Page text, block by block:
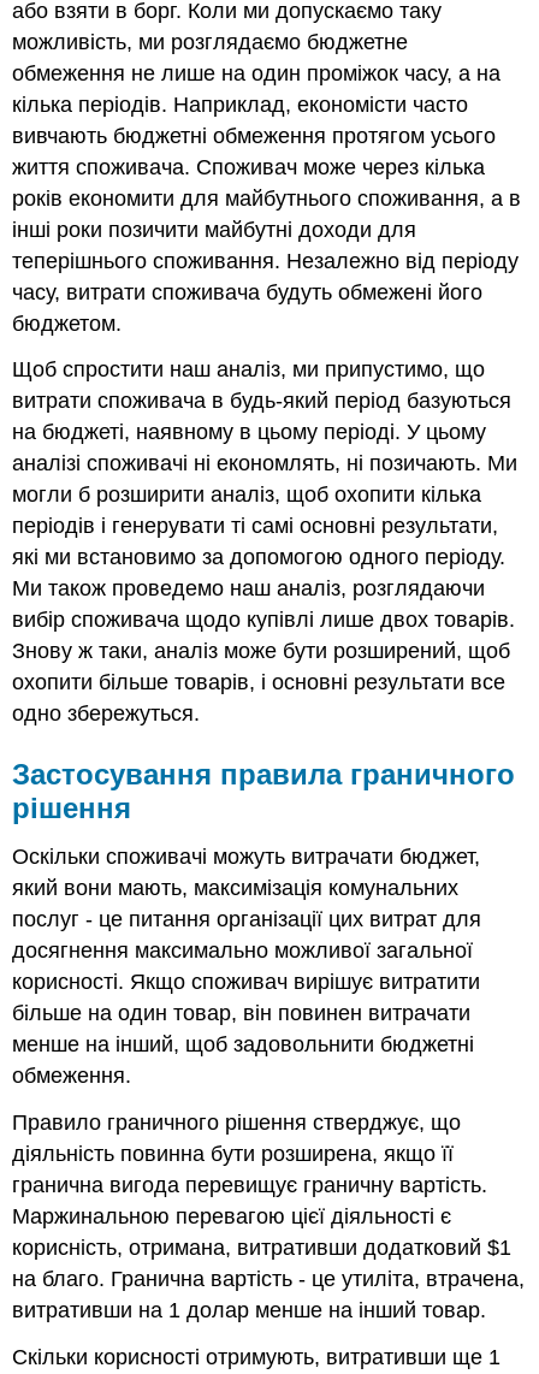
або взяти в борг. Коли ми допускаємо таку
можливість, ми розглядаємо бюджетне
обмеження не лише на один проміжок часу, а на
кілька періодів. Наприклад, економісти часто
вивчають бюджетні обмеження протягом усього
життя споживача. Споживач може через кілька
років економити для майбутнього споживання, а в
інші роки позичити майбутні доходи для
теперішнього споживання. Незалежно від періоду
часу, витрати споживача будуть обмежені його
бюджетом.
Щоб спростити наш аналіз, ми припустимо, що
витрати споживача в будь-який період базуються
на бюджеті, наявному в цьому періоді. У цьому
аналізі споживачі ні економлять, ні позичають. Ми
могли б розширити аналіз, щоб охопити кілька
періодів і генерувати ті самі основні результати,
які ми встановимо за допомогою одного періоду.
Ми також проведемо наш аналіз, розглядаючи
вибір споживача щодо купівлі лише двох товарів.
Знову ж таки, аналіз може бути розширений, щоб
охопити більше товарів, і основні результати все
одно збережуться.
Застосування правила граничного
рішення
Оскільки споживачі можуть витрачати бюджет,
який вони мають, максимізація комунальних
послуг - це питання організації цих витрат для
досягнення максимально можливої загальної
корисності. Якщо споживач вирішує витратити
більше на один товар, він повинен витрачати
менше на інший, щоб задовольнити бюджетні
обмеження.
Правило граничного рішення стверджує, що
діяльність повинна бути розширена, якщо її
гранична вигода перевищує граничну вартість.
Маржинальною перевагою цієї діяльності є
корисність, отримана, витративши додатковий $1
на благо. Гранична вартість - це утиліта, втрачена,
витративши на 1 долар менше на інший товар.
Скільки корисності отримують, витративши ще 1